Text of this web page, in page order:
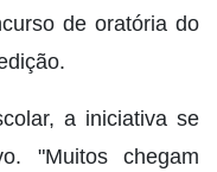
de oratória do
a iniciativa se
"Muitos chegam